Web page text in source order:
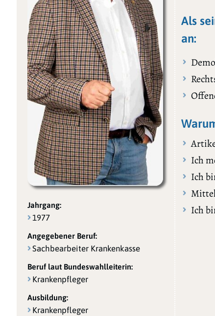
Jahrgang:
1977
Angegebener Beruf:
Sachbearbeiter Krankenkasse
Beruf laut Bundeswahlleiterin:
Krankenpfleger
Ausbildung:
Krankenpfleger
Als
an:
Ich
Ich
Ich